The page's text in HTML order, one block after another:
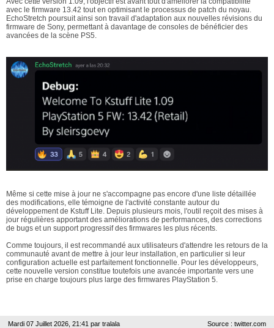
avec le firmware 13.42 tout en optimisant le processus de patch du noyau.
EchoStretch poursuit ainsi son travail d'adaptation aux nouvelles révisions du
firmware de Sony, permettant à davantage de consoles de bénéficier des
avancées de la scène PS5.
Même si cette mise à jour ne s'accompagne pas encore d'une liste détaillée
des modifications, elle témoigne de l'activité constante autour du
développement de Kstuff Lite. Depuis plusieurs mois, l'outil reçoit des mises à
jour régulières apportant des améliorations de performances, des corrections
de bugs et un support progressif des firmwares les plus récents.
Comme toujours, il est recommandé aux utilisateurs d'attendre les retours de la
communauté avant de mettre à jour leur installation, en particulier si leur
configuration actuelle est parfaitement fonctionnelle. Pour les développeurs,
cette nouvelle version constitue toutefois une avancée importante vers une
prise en charge toujours plus large des firmwares PlayStation 5.
Mardi 07 Juillet 2026, 21:41 par tralala Source : twitter.com